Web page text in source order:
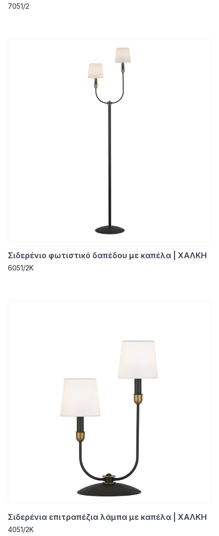
7051/2
Σιδερένιο φωτιστικό δαπέδου με καπέλα | ΧΑΛΚΗ
6051/2K
Σιδερένια επιτραπέζια λάμπα με καπέλα | ΧΑΛΚΗ
4051/2K